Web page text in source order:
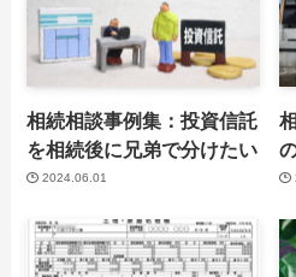
相続相談事例集：投資信託
を相続後に兄弟で分けたい
2024.06.01